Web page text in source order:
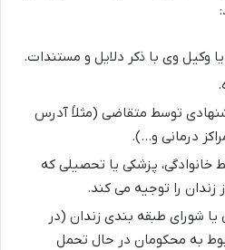
وکیل وی با ذکر دلایل و مستندات.
توسط متقاضی (مثلاً آدرس
درمانی و…).
خانوادگی، پزشکی یا تحصیلی که
زندان را توجیه می کند.
شورای طبقه بندی زندان (در
به محکومان در حال تحمل